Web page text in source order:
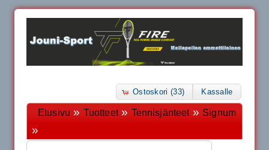
Ostoskori (33) Kassalle
Etusivu » Tuotteet» Tennisjänteet» Signum
»